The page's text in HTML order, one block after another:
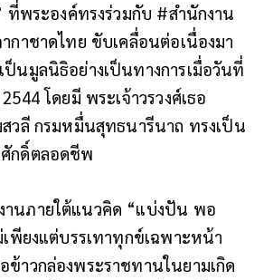
ที่พระองค์ทรงร่วมกับ #สำนักงาน
กาชาดไทย ขับเคลื่อนต่อเนื่องมา
ป็นมูลนิธิอย่างเป็นทางการเมื่อวันที่
โดยมี พระเจ้าวรวงศ์เธอ
สวลี กรมหมื่นสุทธนารีนาถ ทรงเป็น
กดิ์ตลอดชีพ
านภายใต้แนวคิด “แบ่งปัน พอ
เพียงแต่บรรเทาทุกข์เฉพาะหน้า
ข้าวกล่องพระราชทานในยามเกิด